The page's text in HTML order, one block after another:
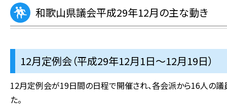
和歌山県議会平成29年12月の主な動き
12月定例会（平成29年12月1日～12月19日）
12月定例会が19日間の日程で開催され、各会派から16人の
た。